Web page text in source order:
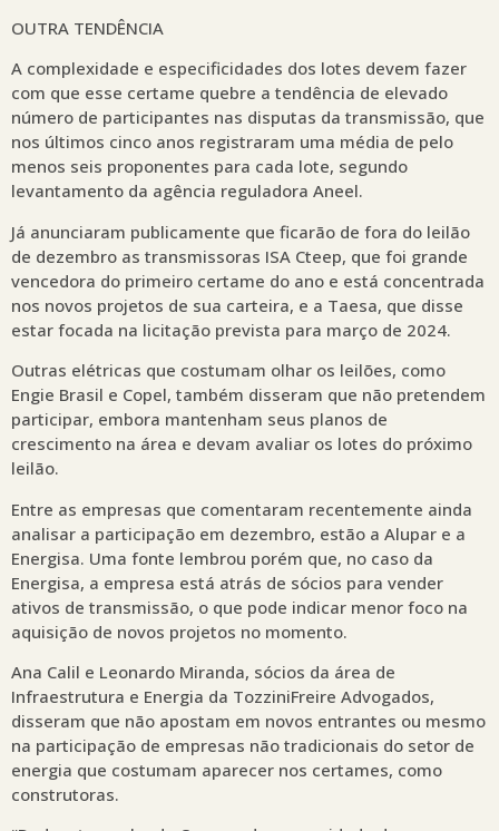
OUTRA TENDÊNCIA
A complexidade e especificidades dos lotes devem fazer
com que esse certame quebre a tendência de elevado
número de participantes nas disputas da transmissão, que
nos últimos cinco anos registraram uma média de pelo
menos seis proponentes para cada lote, segundo
levantamento da agência reguladora Aneel.
Já anunciaram publicamente que ficarão de fora do leilão
de dezembro as transmissoras ISA Cteep, que foi grande
vencedora do primeiro certame do ano e está concentrada
nos novos projetos de sua carteira, e a Taesa, que disse
estar focada na licitação prevista para março de 2024.
Outras elétricas que costumam olhar os leilões, como
Engie Brasil e Copel, também disseram que não pretendem
participar, embora mantenham seus planos de
crescimento na área e devam avaliar os lotes do próximo
leilão.
Entre as empresas que comentaram recentemente ainda
analisar a participação em dezembro, estão a Alupar e a
Energisa. Uma fonte lembrou porém que, no caso da
Energisa, a empresa está atrás de sócios para vender
ativos de transmissão, o que pode indicar menor foco na
aquisição de novos projetos no momento.
Ana Calil e Leonardo Miranda, sócios da área de
Infraestrutura e Energia da TozziniFreire Advogados,
disseram que não apostam em novos entrantes ou mesmo
na participação de empresas não tradicionais do setor de
energia que costumam aparecer nos certames, como
construtoras.